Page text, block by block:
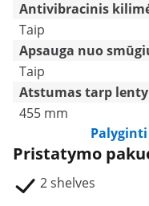
Antivibracinis
Taip
Apsauga nuo
Taip
Atstumas tarp
455 mm
Pristatymo
2 shelves